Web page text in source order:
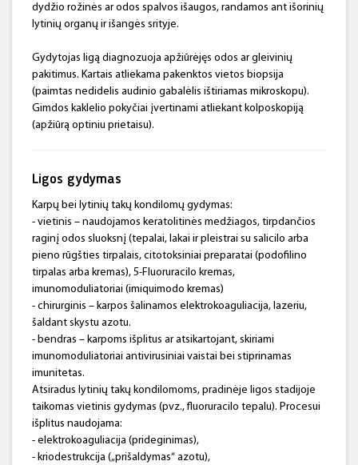
dydžio rožinės ar odos spalvos išaugos, randamos ant išorinių
lytinių organų ir išangės srityje.
Gydytojas ligą diagnozuoja apžiūrėjęs odos ar gleivinių
pakitimus. Kartais atliekama pakenktos vietos biopsija
(paimtas nedidelis audinio gabalėlis ištiriamas mikroskopu).
Gimdos kaklelio pokyčiai įvertinami atliekant kolposkopiją
(apžiūrą optiniu prietaisu).
Ligos gydymas
Karpų bei lytinių takų kondilomų gydymas:
- vietinis – naudojamos keratolitinės medžiagos, tirpdančios
raginį odos sluoksnį (tepalai, lakai ir pleistrai su salicilo arba
pieno rūgšties tirpalais, citotoksiniai preparatai (podofilino
tirpalas arba kremas), 5-Fluoruracilo kremas,
imunomoduliatoriai (imiquimodo kremas)
- chirurginis – karpos šalinamos elektrokoaguliacija, lazeriu,
šaldant skystu azotu.
- bendras – karpoms išplitus ar atsikartojant, skiriami
imunomoduliatoriai antivirusiniai vaistai bei stiprinamas
imunitetas.
Atsiradus lytinių takų kondilomoms, pradinėje ligos stadijoje
taikomas vietinis gydymas (pvz., fluoruracilo tepalu). Procesui
išplitus naudojama:
- elektrokoaguliacija (prideginimas),
- kriodestrukcija („prišaldymas“ azotu),